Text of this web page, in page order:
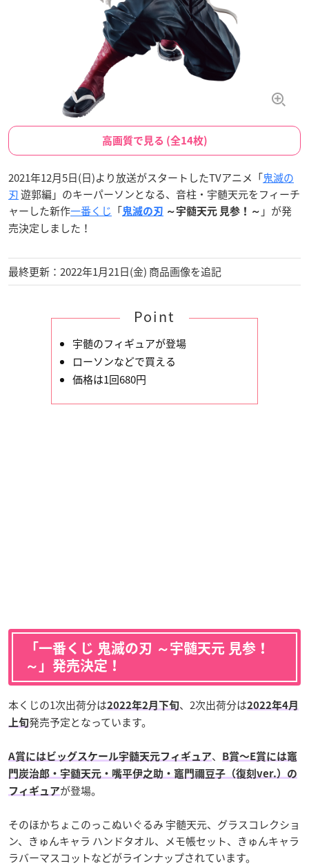
高画質で見る (全14枚)
2021年12月5日(日)より放送がスタートしたTVアニメ「鬼滅の
刃遊郭編」のキーパーソンとなる、音柱・宇髄天元をフィーチ
ャーした新作一番くじ 「鬼滅の刃 ～宇髄天元 見参！～ 」が発
売決定しました！
最終更新：2022年1月21日(金) 商品画像を追記
Point
宇髄のフィギュアが登場
ローソンなどで買える
価格は1回680円
「一番くじ 鬼滅の刃 ～宇髄天元 見参！
～」発売決定！
本くじの1次出荷分は2022年2月下旬、2次出荷分は2022年4月
上旬発売予定となっています。
A賞にはビッグスケール宇髄天元フィギュア、
B賞〜E賞には竈
門炭治郎・宇髄天元・嘴平伊之助・竈門禰豆子（復刻ver.）の
フィギュアが登場。
そのほかちょこのっこぬいぐるみ 宇髄天元、グラスコレクショ
ン、きゅんキャラ ハンドタオル、メモ帳セット、きゅんキャラ
ラバーマスコットなどがラインナップされています。